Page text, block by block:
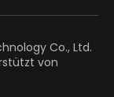
Co., Ltd.
von